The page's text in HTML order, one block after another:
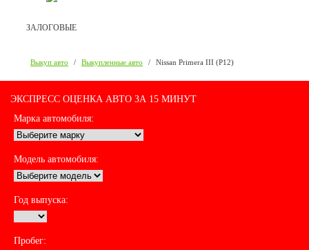
ЗАЛОГОВЫЕ
Выкуп авто / Выкупленные авто / Nissan Primera III (P12)
ЭКСПРЕСС ОЦЕНКА АВТО ЗА 15 МИНУТ
Марка автомобиля:
Модель автомобиля:
Год выпуска:
Пробег: